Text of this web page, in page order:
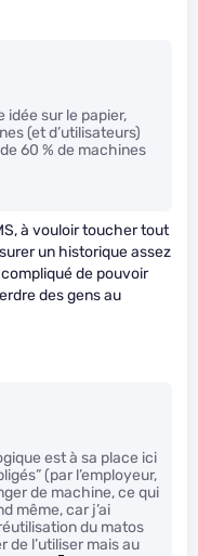
idée sur le papier,
(et d’utilisateurs)
60 % de machines
à vouloir toucher tout
un historique assez
de pouvoir
des gens au
est à sa place ici
(par l’employeur,
de machine, ce qui
même, car j’ai
du matos
de l’utiliser mais au